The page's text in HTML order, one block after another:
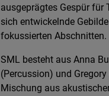
ausgeprägtes Gespür für
sich entwickelnde
fokussierten Abschnitten.
SML besteht aus Anna
(Percussion) und
Mischung aus